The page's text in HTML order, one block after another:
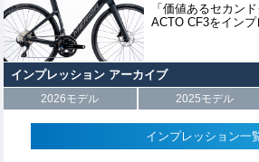
「価値あるセカン
ACTO CF3をインプ
インプレッション アーカイブ
2026モデル 2025モデル
インプレッション一